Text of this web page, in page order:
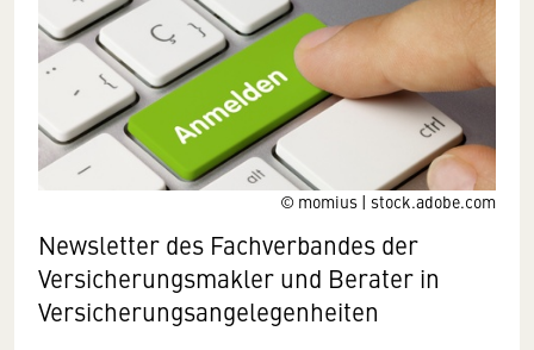
© momius | stock.adobe.com
Newsletter des Fachverbandes der
Versicherungsmakler und Berater in
Versicherungsangelegenheiten